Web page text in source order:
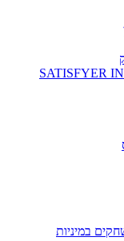
במיניות